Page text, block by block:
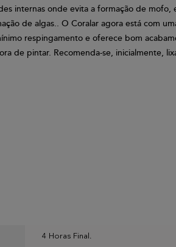
internas onde evita a formação de mofo,
de algas.. O Coralar agora está com
respingamento e oferece bom
de pintar. Recomenda-se, inicialmente,
4 Horas Final.